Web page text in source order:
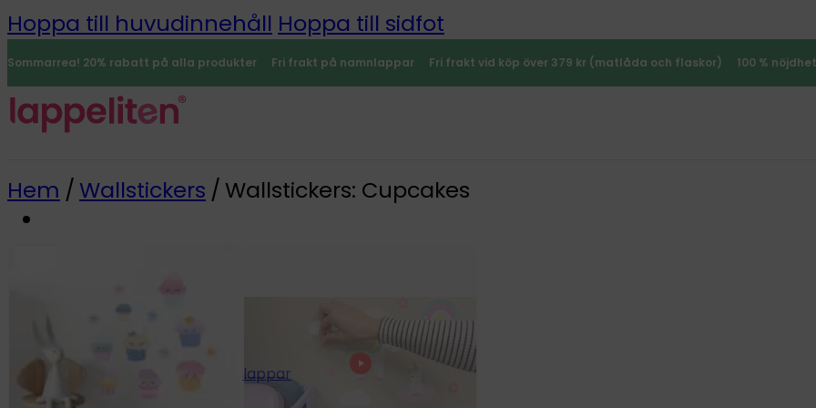
Hoppa till huvudinnehåll Hoppa till sidfot
Sommarrea! 20% rabatt på alla produkter Fri frakt på namnlappar Fri frakt vid köp över 379 kr (matlåda och flaskor) 100 %
Alla namnlappar
Namnlappar
Strykbara namnlappar
Hem / Wallstickers / Wallstickers: Cupcakes